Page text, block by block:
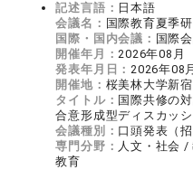
記述言語： 日本語
会議名： 国際教育夏季
国際・国内会議： 国際
開催年月：2026年08月
発表年月日：2026年08
開催地： 桜美林大学新
タイトル： 国際共修の
合意形成型ディスカッ
会議種別： 口頭発表（招
専門分野： 人文・社会 /
教育